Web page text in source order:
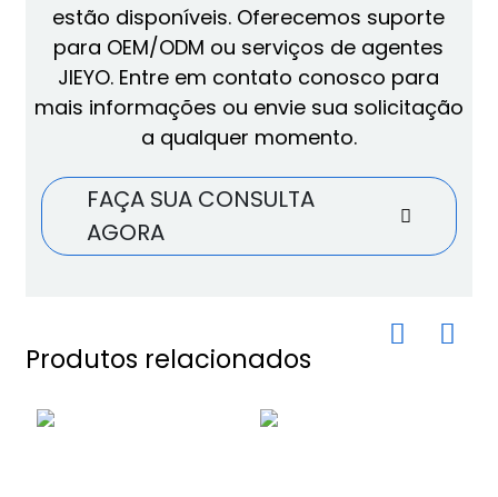
estão disponíveis. Oferecemos suporte
para OEM/ODM ou serviços de agentes
JIEYO. Entre em contato conosco para
mais informações ou envie sua solicitação
a qualquer momento.
FAÇA SUA CONSULTA
AGORA
Produtos relacionados